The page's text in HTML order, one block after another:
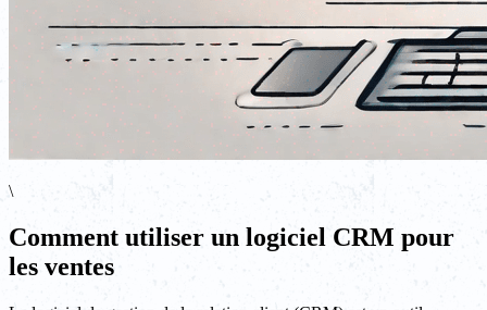
\
Comment utiliser un logiciel CRM pour
les ventes